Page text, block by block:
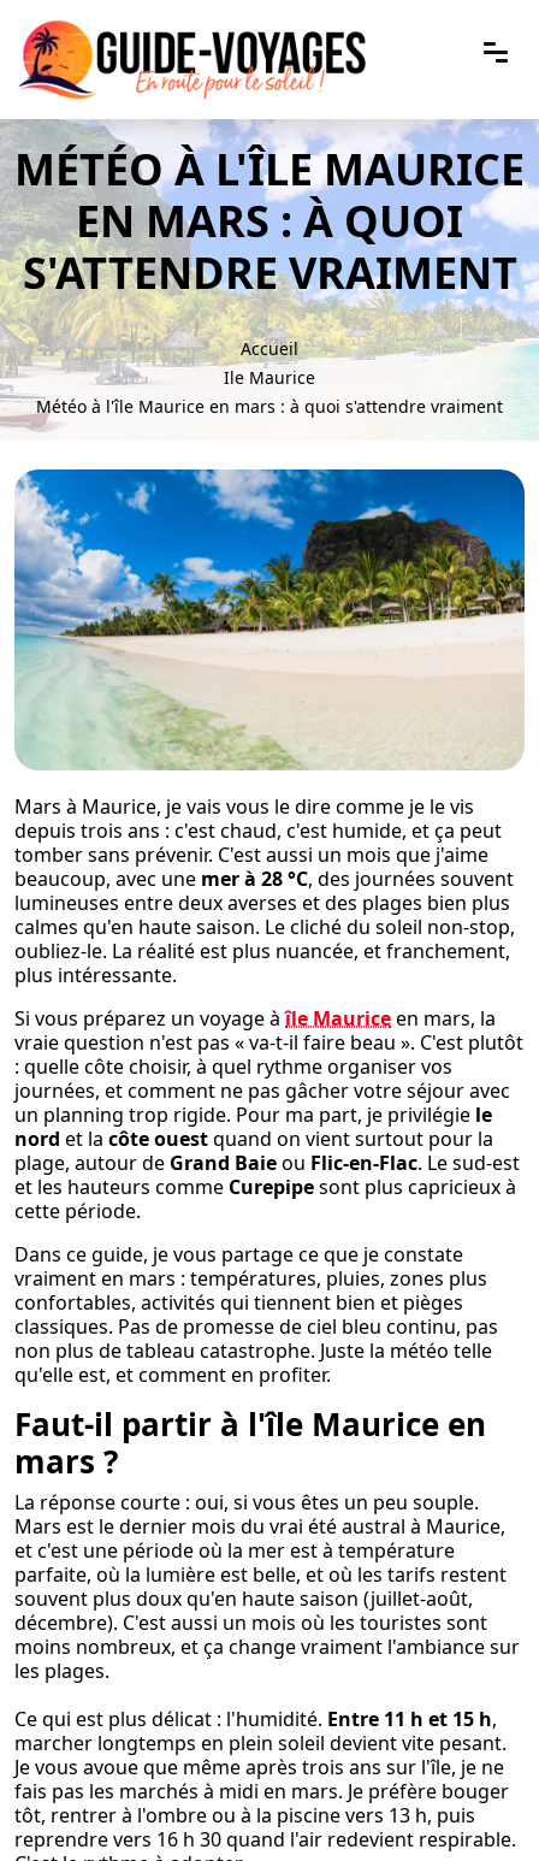
MÉTÉO À L'ÎLE MAURICE
EN MARS : À QUOI
S'ATTENDRE VRAIMENT
Accueil
Ile Maurice
Météo à l'île Maurice en mars : à quoi s'attendre vraiment
Mars à Maurice, je vais vous le dire comme je le vis
depuis trois ans : c'est chaud, c'est humide, et ça peut
tomber sans prévenir. C'est aussi un mois que j'aime
beaucoup, avec une mer à 28 °C, des journées souvent
lumineuses entre deux averses et des plages bien plus
calmes qu'en haute saison. Le cliché du soleil non-stop,
oubliez-le. La réalité est plus nuancée, et franchement,
plus intéressante.
Si vous préparez un voyage àîle Mauriceen mars, la
vraie question n'est pas « va-t-il faire beau ». C'est plutôt
: quelle côte choisir, à quel rythme organiser vos
journées, et comment ne pas gâcher votre séjour avec
un planning trop rigide. Pour ma part, je privilégie le
nord et la côte ouestquand on vient surtout pour la
plage, autour de Grand Baieou Flic-en-Flac. Le sud-est
et les hauteurs comme Curepipesont plus capricieux à
cette période.
Dans ce guide, je vous partage ce que je constate
vraiment en mars : températures, pluies, zones plus
confortables, activités qui tiennent bien et pièges
classiques. Pas de promesse de ciel bleu continu, pas
non plus de tableau catastrophe. Juste la météo telle
qu'elle est, et comment en profiter.
Faut-il partir à l'île Maurice en
mars ?
La réponse courte : oui, si vous êtes un peu souple.
Mars est le dernier mois du vrai été austral à Maurice,
et c'est une période où la mer est à température
parfaite, où la lumière est belle, et où les tarifs restent
souvent plus doux qu'en haute saison (juillet-août,
décembre). C'est aussi un mois où les touristes sont
moins nombreux, et ça change vraiment l'ambiance sur
les plages.
Ce qui est plus délicat : l'humidité. Entre 11 h et 15 h,
marcher longtemps en plein soleil devient vite pesant.
Je vous avoue que même après trois ans sur l'île, je ne
fais pas les marchés à midi en mars. Je préfère bouger
tôt, rentrer à l'ombre ou à la piscine vers 13 h, puis
reprendre vers 16 h 30 quand l'air redevient respirable.